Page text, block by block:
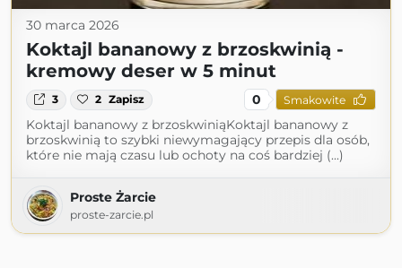
30 marca 2026
Koktajl bananowy z brzoskwinią -
kremowy deser w 5 minut
3 2 Zapisz 0 Smakowite
Koktajl bananowy z brzoskwiniąKoktajl bananowy z
brzoskwinią to szybki niewymagający przepis dla osób,
które nie mają czasu lub ochoty na coś bardziej (...)
Proste Żarcie
proste-zarcie.pl